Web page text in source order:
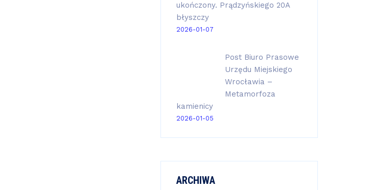
ukończony. Prądzyńskiego 20A
błyszczy
2026-01-07
Post Biuro Prasowe
Urzędu Miejskiego
Wrocławia –
Metamorfoza
kamienicy
2026-01-05
ARCHIWA